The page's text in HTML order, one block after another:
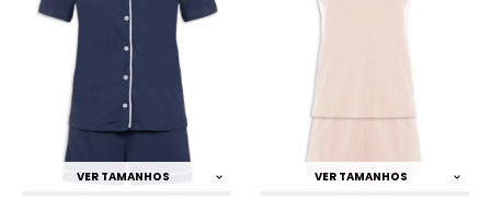
VER TAMANHOS VER TAMANHOS